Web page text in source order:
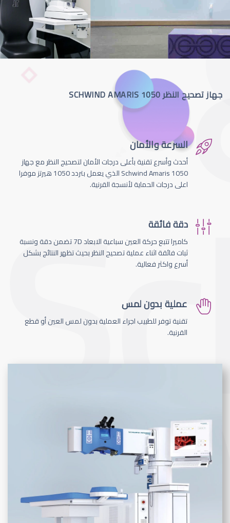
جهاز تصحيح النظر SCHWIND AMARIS 1050
السرعة والأمان
أحدث وأسرع تقنية بأعلى درجات الأمان لتصحيج النظر مع جهاز
Schwind Amaris 1050 الذي يعمل بتردد 1050 هيرتز موفرا
اعلى درجات الحماية لأنسجة القرنية.
دقة فائقة
كاميرا تتبع حركة العين سباعية الابعاد 7D تضمن دقة ونسبة
ثبات فائقة اثناء عملية تصحيح النظر بحيث تظهر النتائج بشكل
أسرع واكثر فعالية.
عملية بدون لمس
تقنية توفر للطبيب اجراء العملية بدون لمس العين أو قطع
القرنية.